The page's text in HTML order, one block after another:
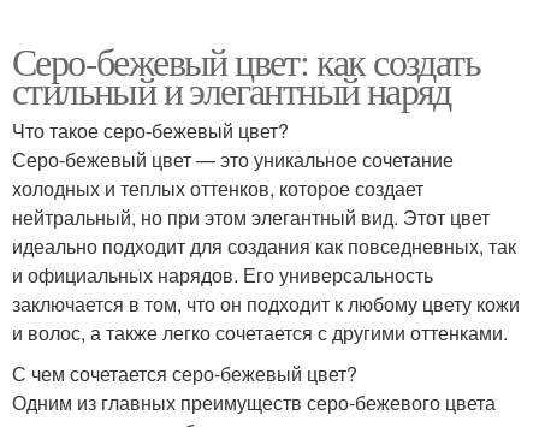
Серо-бежевый цвет: как создать
стильный и элегантный наряд
Что такое серо-бежевый цвет?
Серо-бежевый цвет — это уникальное сочетание
холодных и теплых оттенков, которое создает
нейтральный, но при этом элегантный вид. Этот цвет
идеально подходит для создания как повседневных, так
и официальных нарядов. Его универсальность
заключается в том, что он подходит к любому цвету кожи
и волос, а также легко сочетается с другими оттенками.
С чем сочетается серо-бежевый цвет?
Одним из главных преимуществ серо-бежевого цвета